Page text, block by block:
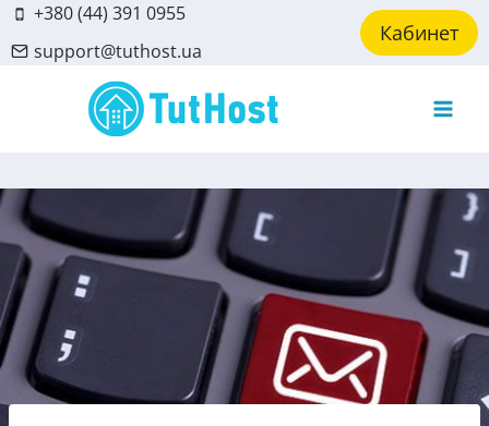
Skip
to
content
+380 (44) 391 0955
support@tuthost.ua
Кабинет